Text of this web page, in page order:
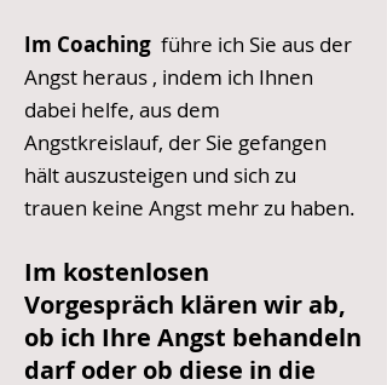
Im Coaching führe ich Sie aus der
Angst heraus , indem ich Ihnen
dabei helfe, aus dem
Angstkreislauf, der Sie gefangen
hält auszusteigen und sich zu
trauen keine Angst mehr zu haben.
Im kostenlosen
Vorgespräch klären wir ab,
ob ich Ihre Angst behandeln
darf oder ob diese in die